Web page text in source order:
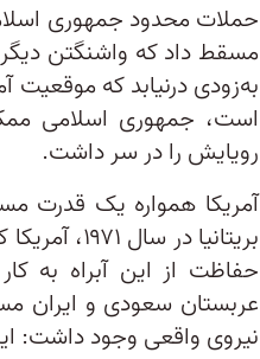
حملات محدود جمهوری
مسقط داد که واشنگتن
به‌زودی درنیابد که موقعیت
است، جمهوری اسلامی
رویایش را در سر داشت.
آمریکا همواره یک قدرت
بریتانیا
حفاظت از این آبراه به
عربستان سعودی و ایران
نیروی واقعی وجود داشت: ایران. انقلاب